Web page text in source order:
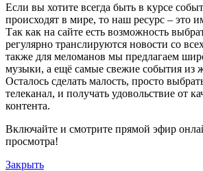
Если вы хотите всегда быть в курсе
происходят в мире, то наш ресурс – это
Так как на сайте есть возможность
регулярно транслируются новости со
также для меломанов мы предлагаем
музыки, а ещё самые свежие события из
Осталось сделать малость, просто
телеканал, и получать удовольствие от
контента.
Включайте и смотрите прямой эфир
просмотра!
Закрыть